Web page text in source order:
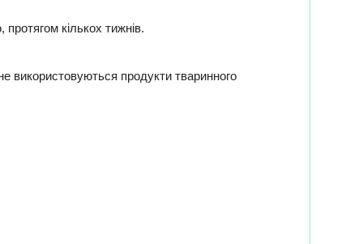
кількох тижнів.
використовуються продукти тваринного